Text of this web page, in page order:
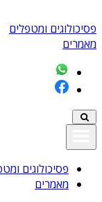
פסיכולוגים ומטפלים
מאמרים
פסיכולוגים
מאמרים